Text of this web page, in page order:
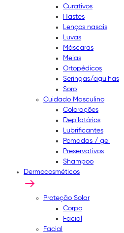
Curativos
Hastes
Lenços nasais
Luvas
Máscaras
Meias
Ortopédicos
Seringas/agulhas
Soro
Cuidado Masculino
Colorações
Depilatórios
Lubrificantes
Pomadas / gel
Preservativos
Shampoo
Dermocosméticos
Proteção Solar
Corpo
Facial
Facial